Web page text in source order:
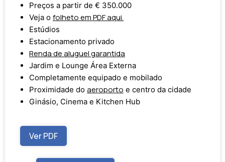
Preços a partir de € 350.000
Veja o folheto em PDF aqui.
Estúdios
Estacionamento privado
Renda de aluguel garantida
Jardim e Lounge Área Externa
Completamente equipado e mobilado
Proximidade do aeroporto e centro da cidade
Ginásio, Cinema e Kitchen Hub
Ver PDF